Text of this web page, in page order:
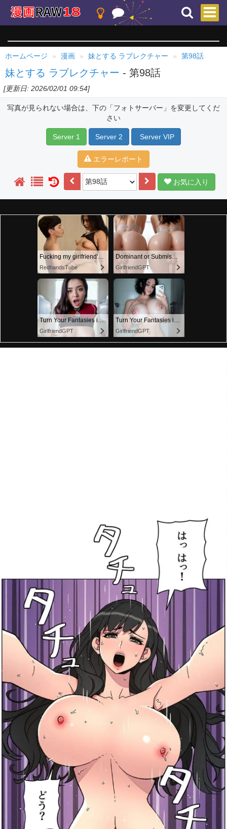
ホームページ 漫画 妹とする ラブレクチャー 第98話
妹とする ラブレクチャー - 第98話
[更新日: 2026/02/01 09:54]
写真が見られない場合は、下の「フォトサーバー」を変更してくだ
さい
Server 1 Server 2 Server VIP
エラーレポート
1 お気に入り